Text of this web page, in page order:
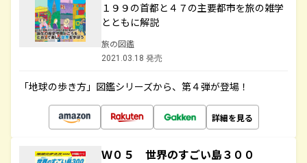
１９９の首都と４７の主要都市を旅の雑学
とともに解説
旅の図鑑
2021.03.18 発売
「地球の歩き方」図鑑シリーズから、第４弾が登場！
詳細を見る
Ｗ０５ 世界のすごい島３００